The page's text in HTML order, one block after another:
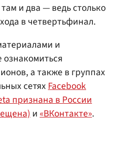
и два — ведь столько
в четвертьфинал.
и
а также в группах
сетяхFacebook
признана в России
и«ВКонтакте».